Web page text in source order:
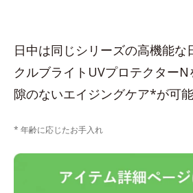
日中は同じシリーズの高機能な
クルブライトUVプロテクター
隙のないエイジングケア*が可能
* 年齢に応じたお手入れ